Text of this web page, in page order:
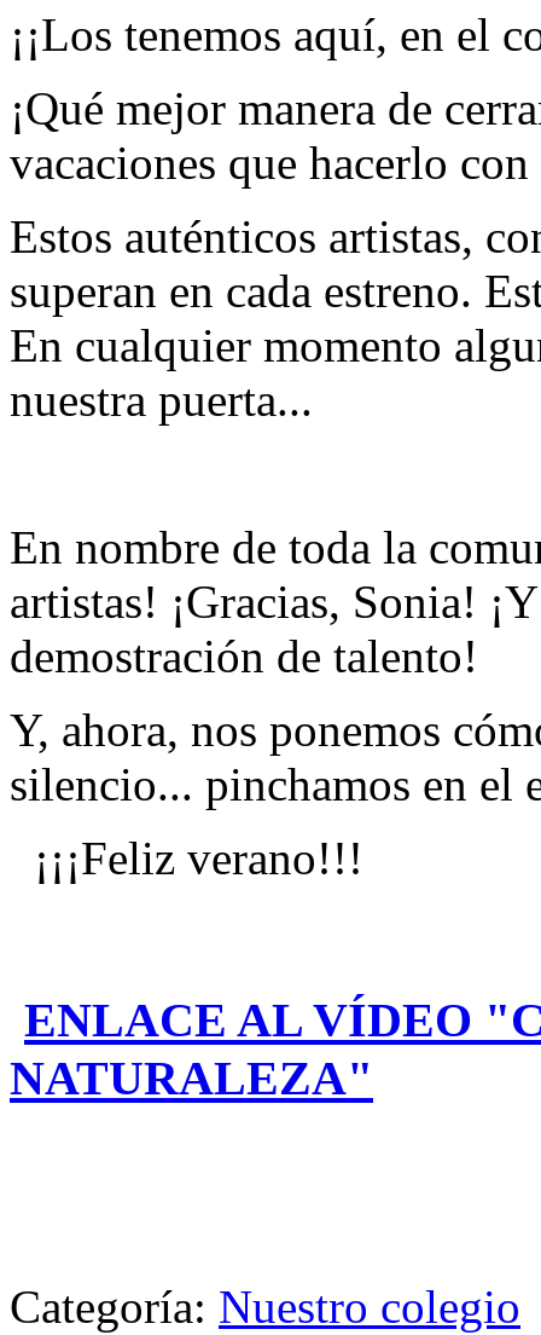
¡¡Los tenemos aquí, en el
¡Qué mejor manera de
vacaciones que hacerlo
Estos auténticos artistas,
superan en cada estreno.
En cualquier momento
nuestra puerta...
En nombre de toda la
artistas! ¡Gracias, Sonia!
demostración de talento!
Y, ahora, nos ponemos
silencio... pinchamos en el
¡¡¡Feliz verano!!!
ENLACE AL VÍDEO
NATURALEZA"
Categoría: Nuestro colegio